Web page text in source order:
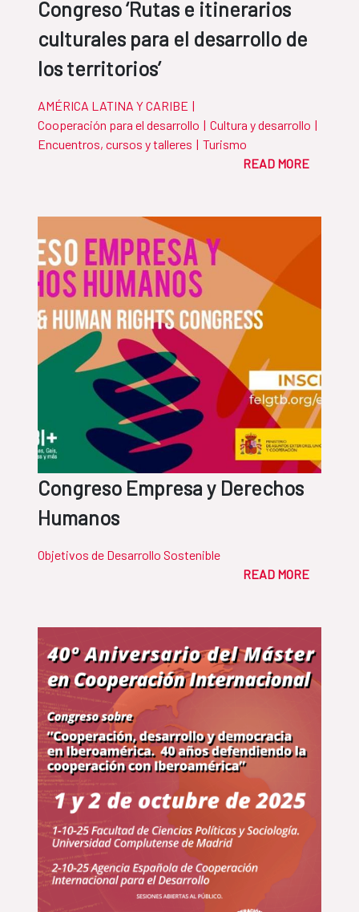
Congreso ‘Rutas e itinerarios
culturales para el desarrollo de
los territorios’
AMÉRICA LATINA Y CARIBE |
Cooperación para el desarrollo | Cultura y desarrollo |
Encuentros, cursos y talleres | Turismo
READ MORE
Congreso Empresa y Derechos
Humanos
Objetivos de Desarrollo Sostenible
READ MORE